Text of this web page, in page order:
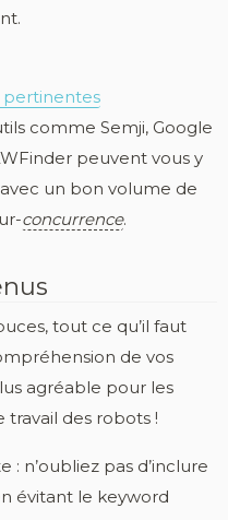
pertinentes
comme Semji, Google
peuvent vous y
un bon volume de
concurrence.
tout ce qu’il faut
de vos
agréable pour les
travail des robots !
: n’oubliez pas d’inclure
évitant le keyword